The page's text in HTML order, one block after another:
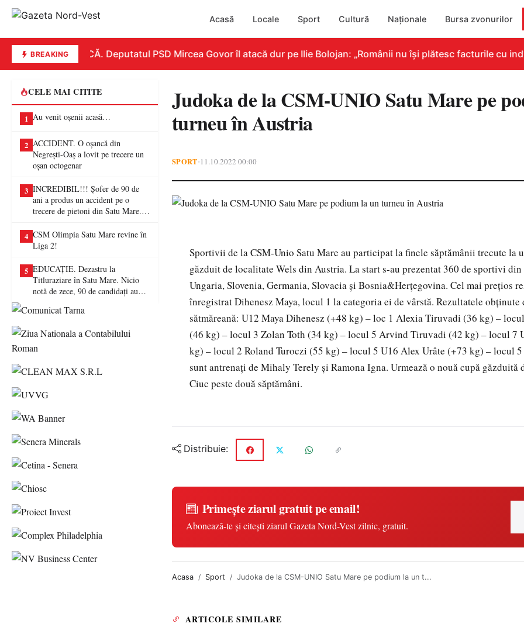
Acasă Locale Sport Cultură Naționale Bursa zvonurilor
BREAKINGREPLICĂ. Deputatul PSD Mircea Govor îl atacă dur pe Ilie Bolojan: „Românii nu își plătesc facturile cu
CELE MAI CITITE
1 Au venit oșenii acasă…
2 ACCIDENT. O oșancă din
Negrești-Oaș a lovit pe trecere un
oșan octogenar
3 INCREDIBIL!!! Șofer de 90 de
ani a produs un accident pe o
trecere de pietoni din Satu Mare. O
4 CSM Olimpia Satu Mare revine în
Liga 2!
5 EDUCAȚIE. Dezastru la
Titluraziare în Satu Mare. Nicio
notă de zece, 90 de candidați au
Judoka de la CSM-UNIO Satu Mare pe
turneu în Austria
SPORT•11.10.2022 00:00
Sportivii de la CSM-Unio Satu Mare au participat la finele săptămânii trecute la
găzduit de localitate Wels din Austria. La start s-au prezentat 360 de sportivi din
Ungaria, Slovenia, Germania, Slovacia şi Bosnia&Herţegovina. Cel mai preţios
înregistrat Dihenesz Maya, locul 1 la categoria ei de vârstă. Rezultatele obţinute
sătmăreană: U12 Maya Dihenesz (+48 kg) – loc 1 Alexia Tiruvadi (36 kg) –
(46 kg) – locul 3 Zolan Toth (34 kg) – locul 5 Arvind Tiruvadi (42 kg) – locul 7
kg) – locul 2 Roland Turoczi (55 kg) – locul 5 U16 Alex Urâte (+73 kg) – locul
sunt antrenaţi de Mihaly Terely şi Ramona Igna. Urmează o nouă cupă găzduită
Ciuc peste două săptămâni.
Distribuie:
Primește ziarul gratuit pe email!
Abonează-te și citești ziarul Gazeta Nord-Vest zilnic, gratuit.
Acasa Sport Judoka de la CSM-UNIO Satu Mare pe podium la un t...
ARTICOLE SIMILARE